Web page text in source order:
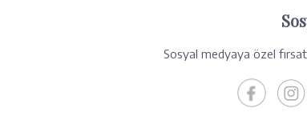
Sosyal medyaya özel